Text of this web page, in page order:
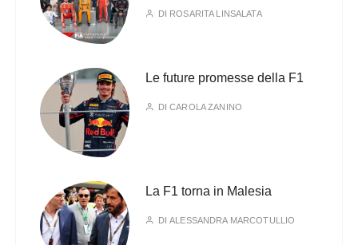
DI ROSARITA LINSALATA
Le future promesse della F1
DICAROLA ZANINO
La F1 torna in Malesia
DIALESSANDRA MARCOTULLIO